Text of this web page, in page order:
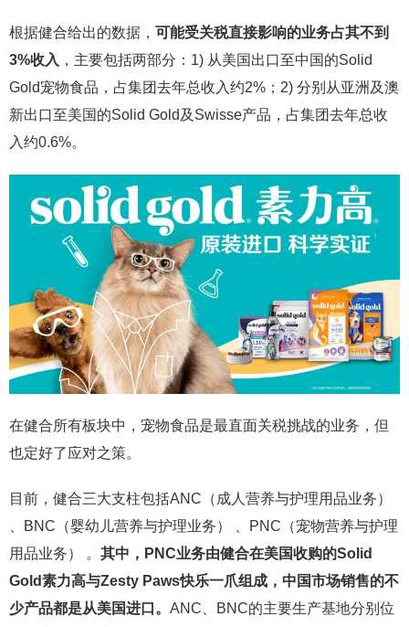
根据健合给出的数据， 可能受关税直接影响的业务占其不到
3%收入 ，主要包括两部分：1) 从美国出口至中国的Solid
Gold宠物食品，占集团去年总收入约2%；2) 分别从亚洲及澳
新出口至美国的Solid Gold及Swisse产品，占集团去年总收
入约0.6%。
在健合所有板块中，宠物食品是最直面关税挑战的业务，但
也定好了应对之策。
目前，健合三大支柱包括ANC（成人营养与护理用品业务）
、BNC（婴幼儿营养与护理业务） 、PNC（宠物营养与护理
用品业务） 。 其中，PNC业务由健合在美国收购的Solid
Gold素力高与Zesty Paws快乐一爪组成，中国市场销售的不
少产品都是从美国进口。 ANC、BNC的主要生产基地分别位